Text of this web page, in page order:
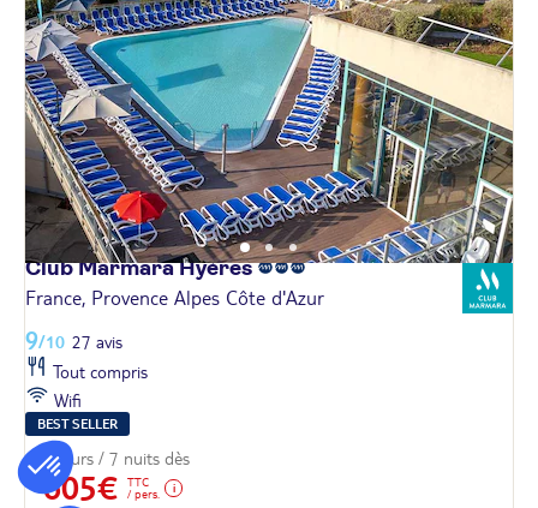
Club MarmaraHyères
France, Provence Alpes Côte d'Azur
9/10 27 avis
Tout compris
Wifi
BEST SELLER
8 jours / 7 nuits dès
605€
TTC
/ pers.